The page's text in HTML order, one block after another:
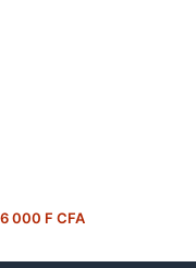
000 F CFA